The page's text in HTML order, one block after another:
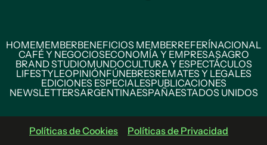
HOMEMEMBERBENEFICIOS MEMBERREFERÍNACIONAL
CAFÉ Y NEGOCIOSECONOMÍA Y EMPRESASAGRO
BRAND STUDIOMUNDOCULTURA Y ESPECTÁCULOS
LIFESTYLEOPINIÓNFÚNEBRESREMATES Y LEGALES
EDICIONES ESPECIALESPUBLICACIONES
NEWSLETTERSARGENTINAESPAÑAESTADOS UNIDOS
Políticas de Cookies Políticas de Privacidad